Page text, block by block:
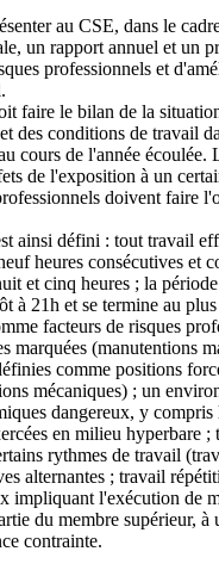
au CSE, dans le
un rapport annuel et un
professionnels et
faire le bilan de la
des conditions de travail
cours de l'année
de l'exposition à un
doivent faire
ainsi défini : tout travail
heures consécutives et
et cinq heures ; la
à 21h et se termine au
facteurs de risques
marquées (manutentions
comme positions
mécaniques) ; un
dangereux, y compris
en milieu hyperbare ;
rythmes de travail
alternantes ; travail
impliquant l'exécution de
du membre supérieur, à
contrainte.